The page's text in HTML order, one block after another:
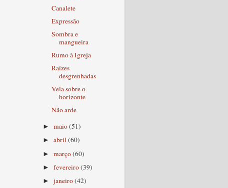
Canalete
Expressão
Sombra e
mangueira
Rumo à Igreja
Raízes
desgrenhadas
Vela sobre o
horizonte
Não arde
►maio(51)
►abril(60)
►março(60)
►fevereiro(39)
►janeiro(42)